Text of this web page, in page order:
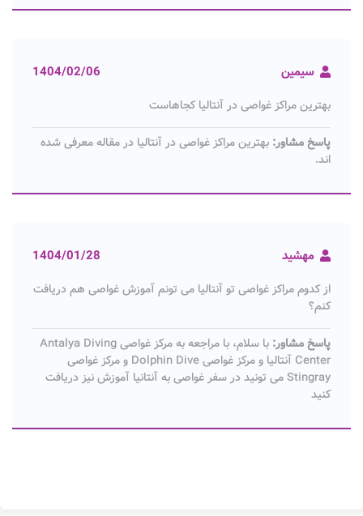
سیمین 1404/02/06
بهترین مراکز غواصی در آنتالیا کجاهاست
پاسخ مشاور: بهترین مراکز غواصی در آنتالیا در مقاله معرفی شده
اند.
مهشید 1404/01/28
از کدوم مراکز غواصی تو آنتالیا می تونم آموزش غواصی هم دریافت
کنم؟
پاسخ مشاور:
با سلام، با مراجعه به مرکز غواصی Antalya Diving
Center آنتالیا و مرکز غواصی Dolphin Dive و مرکز غواصی
Stingray می تونید در سفر غواصی به آنتانیا آموزش نیز دریافت
کنید